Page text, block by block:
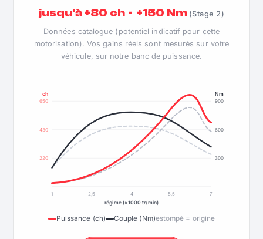
jusqu'à +80 ch · +150 Nm (Stage 2)
Données catalogue (potentiel indicatif pour cette
motorisation). Vos gains réels sont mesurés sur votre
véhicule, sur notre banc de puissance.
220
430
650
300
600
900
ch Nm
1 2,5 4 5,5
7
régime (×1000 tr/min)
Puissance (ch) Couple (Nm)estompé = origine